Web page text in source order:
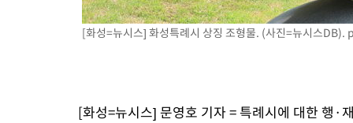
[화성=뉴시스] 화성특례시 상징 조형물. (사진=뉴시스DB).
[화성=뉴시스] 문영호 기자 = 특례시에 대한 행·